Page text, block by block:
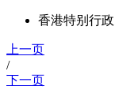
香港特别行
上一页
/
下一页